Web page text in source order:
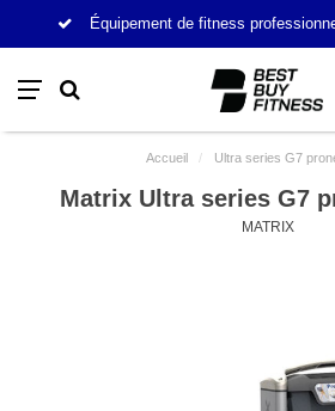
Équipement de fitness
Accueil / Ultra series G7
Matrix Ultra series G7
MATRIX